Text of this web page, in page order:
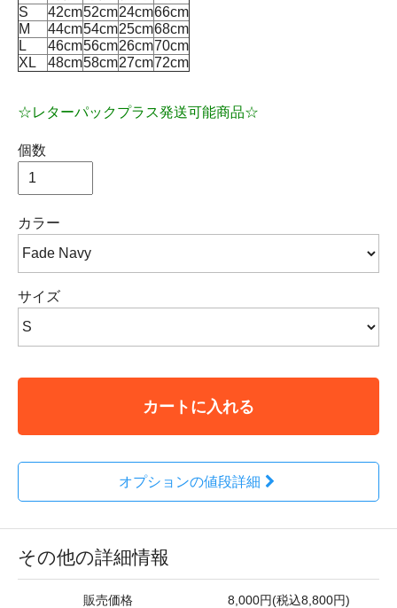
S
42cm52cm24cm66cm
M
44cm54cm25cm68cm
L
46cm56cm26cm70cm
XL
48cm58cm27cm72cm
☆レターパックプラス発送可能商品☆
個数
カラー
サイズ
カートに入れる
オプションの値段詳細
その他の詳細情報
販売価格 8,000円(税込8,800円)